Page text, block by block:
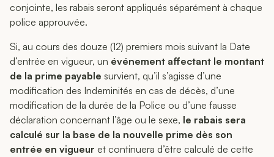
conjointe, les rabais seront appliqués séparément à chaque
police approuvée.
Si, au cours des douze (12) premiers mois suivant la Date
d’entrée en vigueur, un événement affectant le montant
de la prime payable survient, qu’il s’agisse d’une
modification des Indeminités en cas de décès, d’une
modification de la durée de la Police ou d’une fausse
déclaration concernant l’âge ou le sexe, le rabais sera
calculé sur la base de la nouvelle prime dès son
entrée en vigueur et continuera d’être calculé de cette